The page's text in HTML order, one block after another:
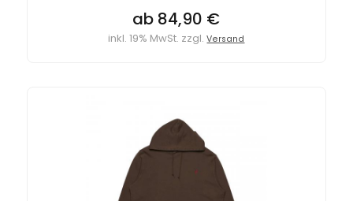
ab 84,90 €
inkl. 19% MwSt. zzgl.Versand